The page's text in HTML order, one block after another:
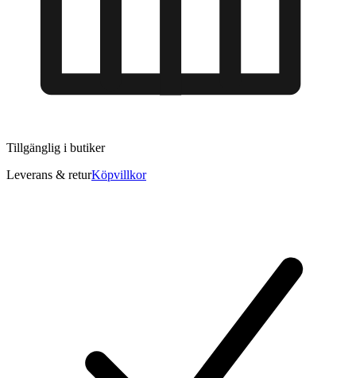
Tillgänglig i butiker
Leverans & returKöpvillkor